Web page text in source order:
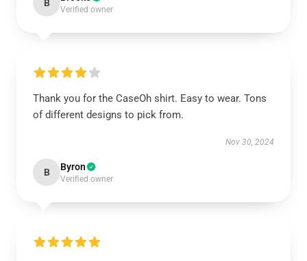
B
Verified owner
Thank you for the CaseOh shirt. Easy to wear. Tons
of different designs to pick from.
Nov 30, 2024
B Byron
Verified owner